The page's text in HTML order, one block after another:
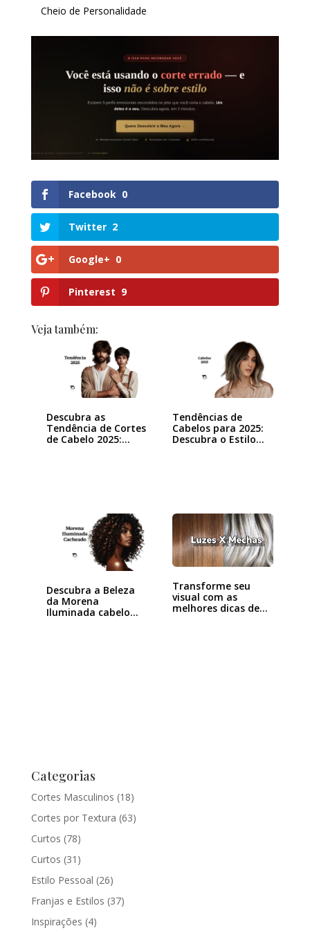
Cheio de Personalidade
Facebook 0
Twitter 2
Google+ 0
Pinterest 9
Veja também:
Descubra as
Tendência de Cortes
de Cabelo 2025:…
Tendências de
Cabelos para 2025:
Descubra o Estilo…
Descubra a Beleza
da Morena
Iluminada cabelo…
Transforme seu
visual com as
melhores dicas de
Categorias
Cortes Masculinos (18)
Cortes por Textura (63)
Curtos (78)
Curtos (31)
Estilo Pessoal (26)
Franjas e Estilos (37)
Inspirações (4)